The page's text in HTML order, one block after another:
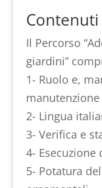
Contenuti
Il Percorso
giardini”
1- Ruolo e,
2- Lingua
3- Verifica e
4- Esecuzione
5- Potatura